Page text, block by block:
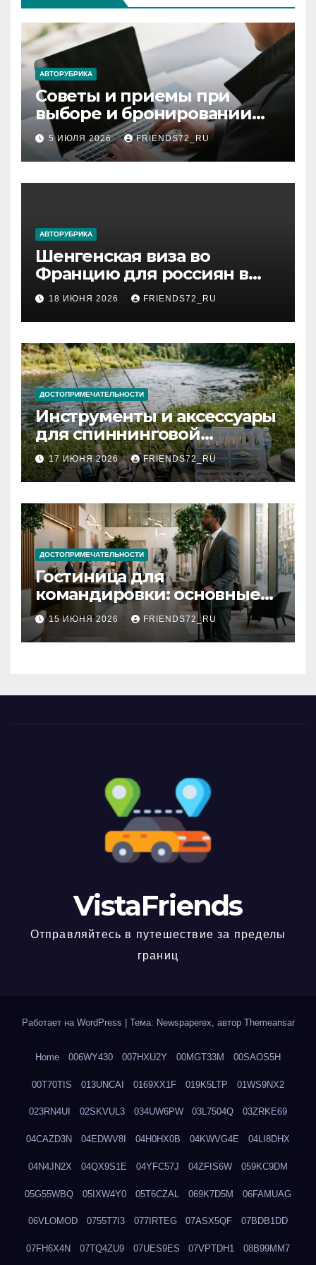
АВТОРУБРИКА
Советы и приемы при
выборе и бронировании
авиабилетов
5 ИЮЛЯ 2026 FRIENDS72_RU
АВТОРУБРИКА
Шенгенская виза во
Францию для россиян в
2026 году: сроки от 3 дней
и список необходимых
документов
18 ИЮНЯ 2026 FRIENDS72_RU
ДОСТОПРИМЕЧАТЕЛЬНОСТИ
Инструменты и аксессуары
для спиннинговой
рыбалки: назначение и
типы
17 ИЮНЯ 2026 FRIENDS72_RU
ДОСТОПРИМЕЧАТЕЛЬНОСТИ
Гостиница для
командировки: основные
критерии выбора
15 ИЮНЯ 2026 FRIENDS72_RU
VistaFriends
Отправляйтесь в путешествие за пределы
границ
Работает на WordPress Тема: Newspaperex, автор Themeansar
Home 006WY430 007HXU2Y 00MGT33M 00SAOS5H
00T70TIS 013UNCAI 0169XX1F 019K5LTP 01WS9NX2
023RN4UI 02SKVUL3 034UW6PW 03L7504Q 03ZRKE69
04CAZD3N 04EDWV8I 04H0HX0B 04KWVG4E 04LI8DHX
04N4JN2X 04QX9S1E 04YFC57J 04ZFIS6W 059KC9DM
05G55WBQ 05IXW4Y0 05T6CZAL 069K7D5M 06FAMUAG
06VLOMOD 0755T7I3 077IRTEG 07ASX5QF 07BDB1DD
07FH6X4N 07TQ4ZU9 07UES9ES 07VPTDH1 08B99MM7